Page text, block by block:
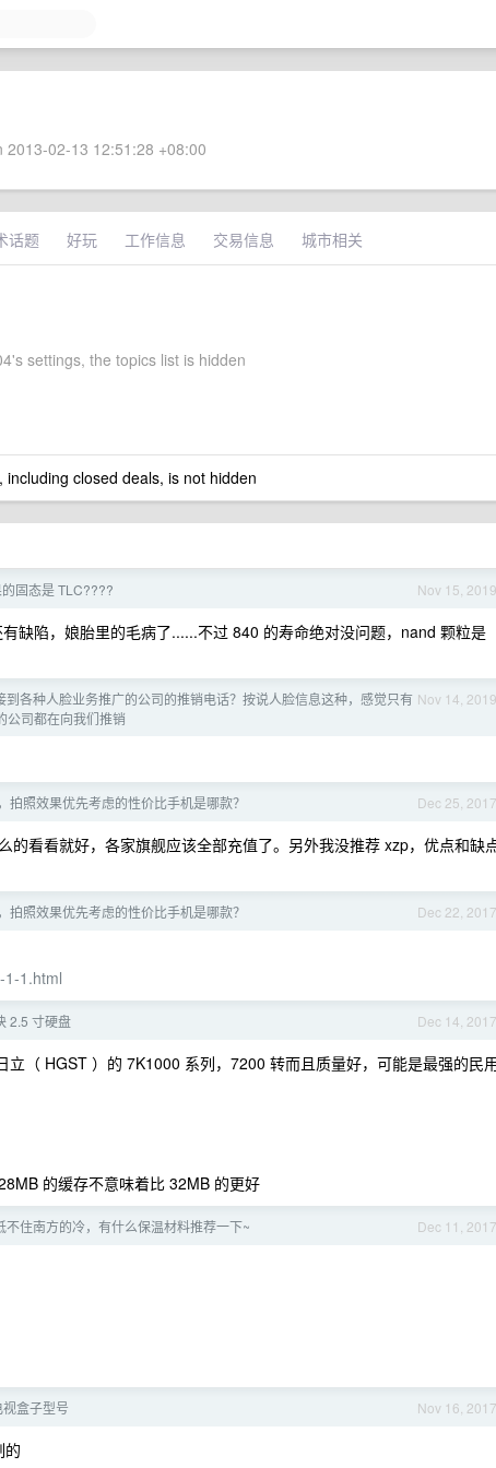
02-13 12:51:28 +08:00
话题 好玩 工作信息 交易信息 城市相关
settings, the topics list is hidden
closed deals, is not hidden
Nov 15, 2019
固态是 TLC????
缺陷，娘胎里的毛病了......不过 840 的寿命绝对没问题，nand 颗粒是
Nov 14, 2019
到各种人脸业务推广的公司的推销电话？按说人脸信息这种，感觉只有
公司都在向我们推销
Dec 25, 2017
拍照效果优先考虑的性价比手机是哪款？
的看看就好，各家旗舰应该全部充值了。另外我没推荐 xzp，优点和缺
Dec 22, 2017
拍照效果优先考虑的性价比手机是哪款？
1-1.html
Dec 14, 2017
2.5 寸硬盘
立（ HGST ）的 7K1000 系列，7200 转而且质量好，可能是最强的民
的缓存不意味着比 32MB 的更好
Dec 11, 2017
不住南方的冷，有什么保温材料推荐一下~
Nov 16, 2017
盒子型号
的